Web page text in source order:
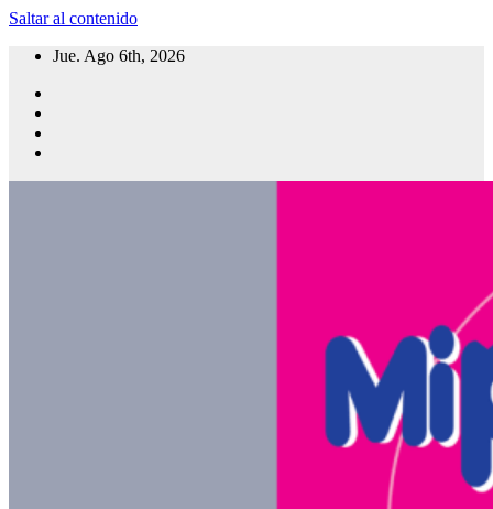
Saltar al contenido
Jue. Ago 6th, 2026